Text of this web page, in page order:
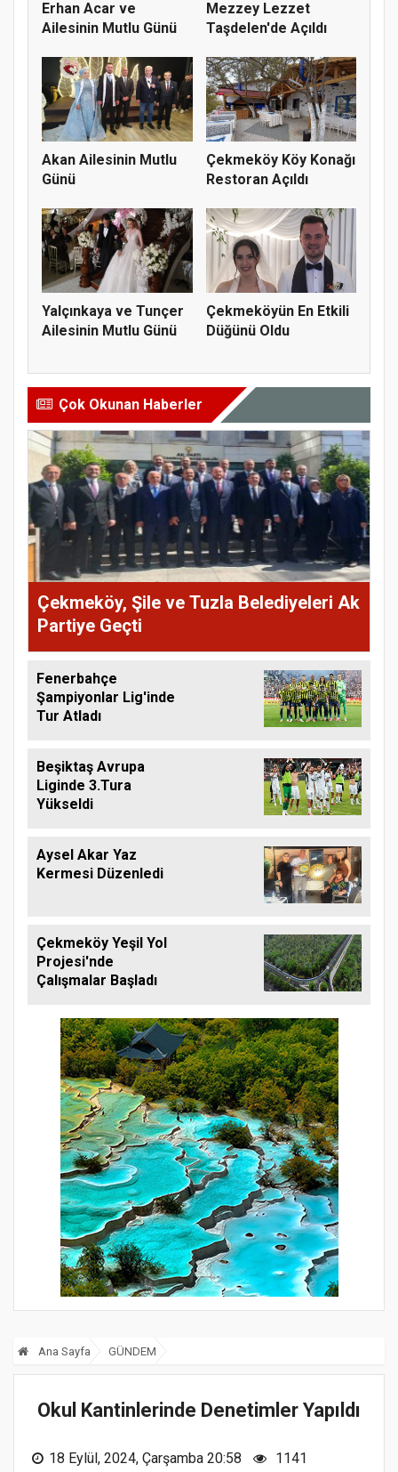
Erhan Acar ve
Ailesinin Mutlu Günü
Mezzey Lezzet
Taşdelen'de Açıldı
Akan Ailesinin Mutlu
Günü
Çekmeköy Köy Konağı
Restoran Açıldı
Yalçınkaya ve Tunçer
Ailesinin Mutlu Günü
Çekmeköyün En Etkili
Düğünü Oldu
Çok Okunan Haberler
Çekmeköy, Şile ve Tuzla Belediyeleri Ak
Partiye Geçti
Fenerbahçe
Şampiyonlar Lig'inde
Tur Atladı
Beşiktaş Avrupa
Liginde 3.Tura
Yükseldi
Aysel Akar Yaz
Kermesi Düzenledi
Çekmeköy Yeşil Yol
Projesi'nde
Çalışmalar Başladı
Ana Sayfa GÜNDEM
Okul Kantinlerinde Denetimler Yapıldı
18 Eylül, 2024, Çarşamba 20:58 1141